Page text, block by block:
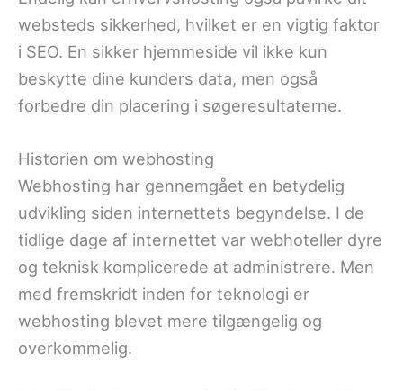
websteds sikkerhed, hvilket er en vigtig faktor
i SEO. En sikker hjemmeside vil ikke kun
beskytte dine kunders data, men også
forbedre din placering i søgeresultaterne.
Historien om webhosting
Webhosting har gennemgået en betydelig
udvikling siden internettets begyndelse. I de
tidlige dage af internettet var webhoteller dyre
og teknisk komplicerede at administrere. Men
med fremskridt inden for teknologi er
webhosting blevet mere tilgængelig og
overkommelig.